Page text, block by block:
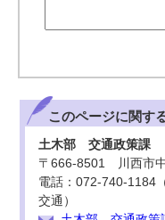
このページに関す
土木部 交通政策課
〒666-8501 川西市
電話：072-740-1184
交通）